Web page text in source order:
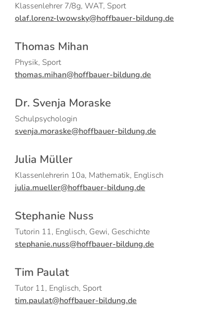
Klassenlehrer 7/8g, WAT, Sport
olaf.lorenz-lwowsky@hoffbauer-bildung.de
Thomas Mihan
Physik, Sport
thomas.mihan@hoffbauer-bildung.de
Dr. Svenja Moraske
Schulpsychologin
svenja.moraske@hoffbauer-bildung.de
Julia Müller
Klassenlehrerin 10a, Mathematik, Englisch
julia.mueller@hoffbauer-bildung.de
Stephanie Nuss
Tutorin 11, Englisch, Gewi, Geschichte
stephanie.nuss@hoffbauer-bildung.de
Tim Paulat
Tutor 11, Englisch, Sport
tim.paulat@hoffbauer-bildung.de